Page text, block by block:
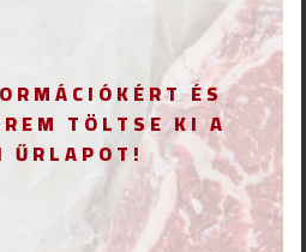
ÉS
TÖLTSE KI A
ŰRLAPOT!